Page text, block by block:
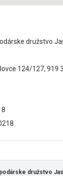
družstvo
124/127, 919
družstvo